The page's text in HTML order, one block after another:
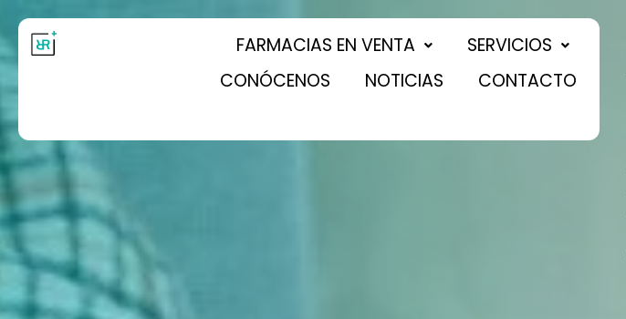
FARMACIAS EN VENTA
SERVICIOS
CONÓCENOS
NOTICIAS CONTACTO